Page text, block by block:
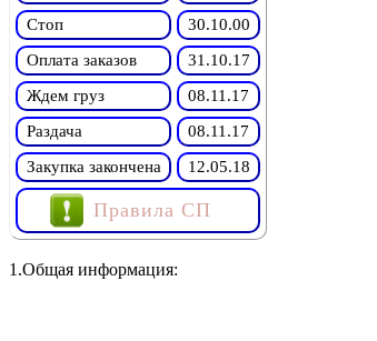
Стоп
30.10.00
Оплата заказов
31.10.17
Ждем груз
08.11.17
Раздача
08.11.17
Закупка закончена
12.05.18
Правила СП
1.Общая информация: